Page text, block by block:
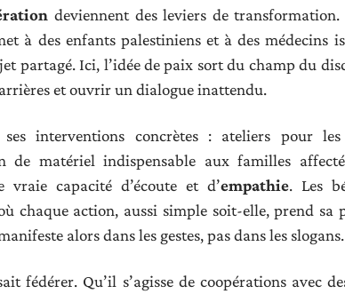
deviennent des leviers de
à des enfants palestiniens et à des médecins
partagé. Ici, l’idée de paix sort du champ du
et ouvrir un dialogue inattendu.
ses interventions concrètes : ateliers pour les
de matériel indispensable aux familles
vraie capacité d’écoute et d’empathie. Les
chaque action, aussi simple soit-elle, prend sa
alors dans les gestes, pas dans les slogans.
fédérer. Qu’il s’agisse de coopérations avec